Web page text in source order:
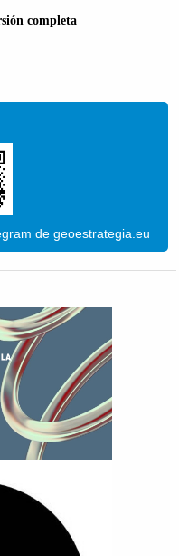
completa
de geoestrategia.eu